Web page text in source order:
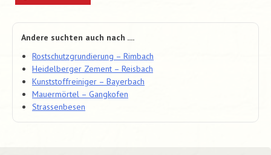
Andere suchten auch nach ....
Rostschutzgrundierung – Rimbach
Heidelberger Zement – Reisbach
Kunststoffreiniger – Bayerbach
Mauermörtel – Gangkofen
Strassenbesen